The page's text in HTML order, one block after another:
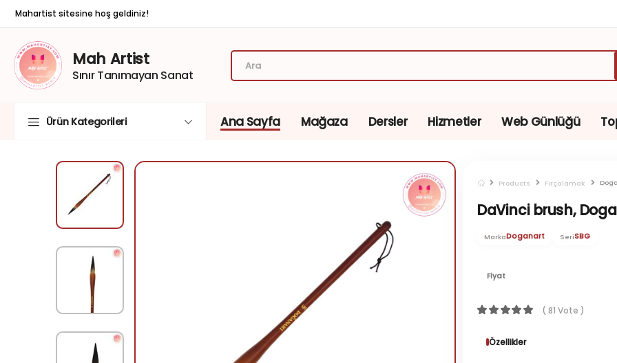
Mahartist sitesine hoş geldiniz!
Mah Artist
Sınır Tanımayan Sanat
Ürün Kategorileri Ana Sayfa Mağaza Dersler Hizmetler Web Günlüğü
Products Fırçalamak
DaVinci brush,
MarkaDoganart SeriSBG
Fiyat
( 81 Vote )
Özellikler